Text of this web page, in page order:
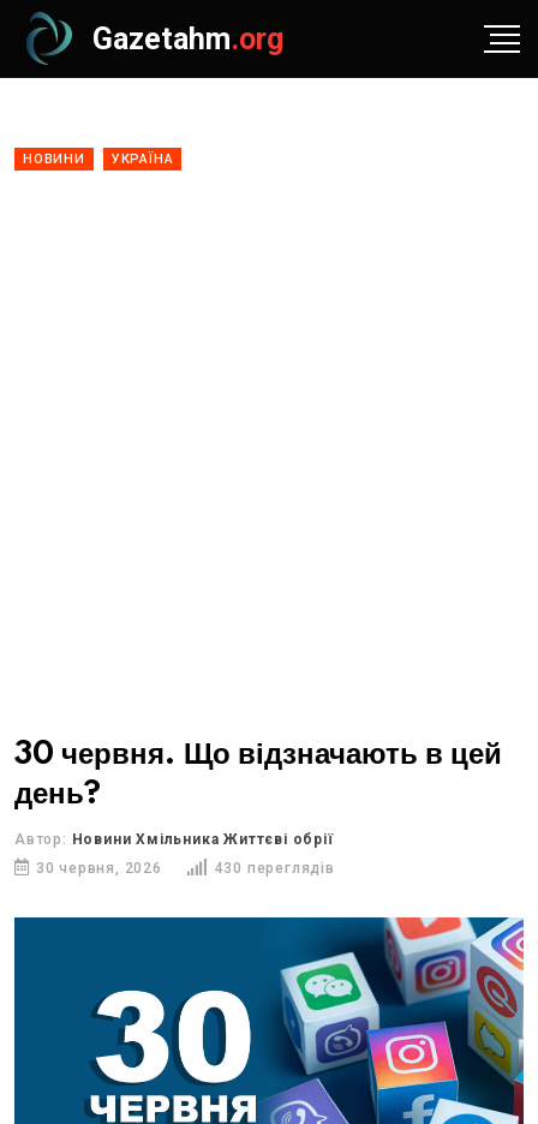
Gazetahm.org
НОВИНИ УКРАЇНА
30 червня. Що відзначають в цей
день?
Автор: Новини Хмільника Життєві обрії
30 червня, 2026
430 переглядів